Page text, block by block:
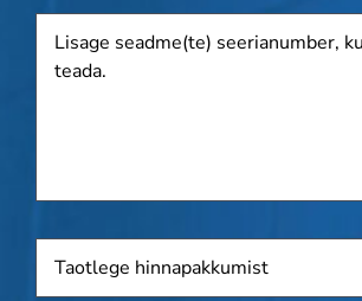
seadme(te)
seerianumber,
hinnapakkumist